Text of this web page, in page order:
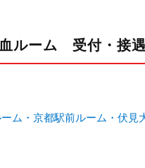
ルーム 受付・接遇
ム・京都駅前ルーム・伏